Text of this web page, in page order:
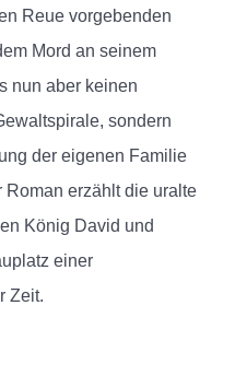
Reue vorgebenden
Mord an seinem
nun aber keinen
sondern
der eigenen Familie
Roman erzählt die uralte
König David und
einer
Zeit.